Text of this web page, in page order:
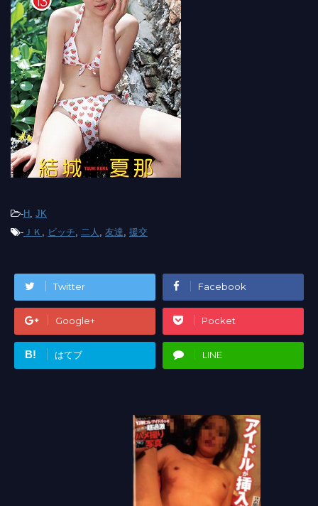
-H
JK
- ＪＫ ビッチ 二人 友達 援交
Twitter Facebook
Google+ Pocket
B! はてブ LINE